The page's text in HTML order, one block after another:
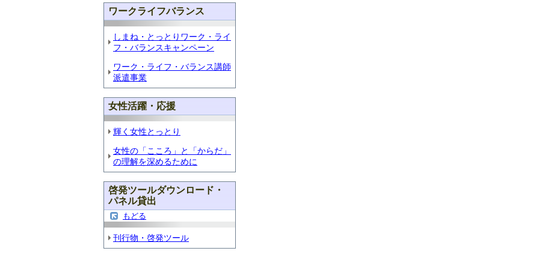
ワークライフバランス
しまね・とっとりワーク・ライ
フ・バランスキャンペーン
ワーク・ライフ・バランス講師
派遣事業
女性活躍・応援
輝く女性とっとり
女性の「こころ」と「からだ」
の理解を深めるために
啓発ツールダウンロード・
パネル貸出
もどる
刊行物・啓発ツール